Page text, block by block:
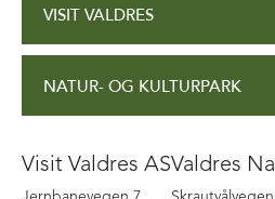
VISIT VALDRES
NATUR- OG KULTURPARK
Visit Valdres ASValdres